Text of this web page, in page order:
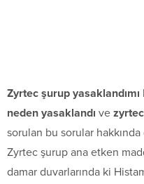
Zyrtec şurup yasaklandımı
neden yasaklandı ve
sorulan bu sorular
Zyrtec şurup ana etken
damar duvarlarında ki